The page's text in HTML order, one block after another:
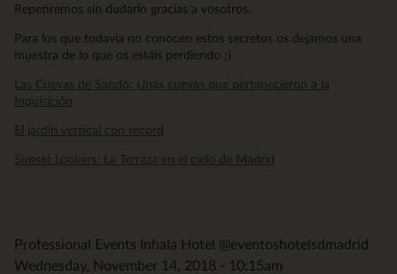
Repetiremos sin dudarlo gracias a vosotros.
Para los que todavía no conocen estos secretos os dejamos una
muestra de lo que os estáis perdiendo ;)
Las Cuevas de Sandó: Unas cuevas que pertenecieron a la
Inquisición
El jardín vertical con record
Sunset Lookers: La Terraza en el cielo de Madrid
Professional Events Inhala Hotel @eventoshotelsdmadrid
Wednesday, November 14, 2018 - 10:15am